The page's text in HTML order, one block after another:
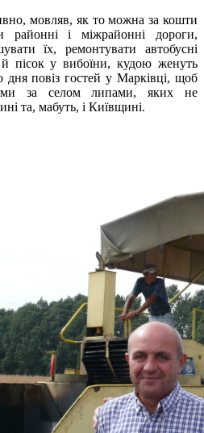
мовляв, як то можна за кошти
районні і міжрайонні дороги,
їх, ремонтувати автобусні
пісок у вибоїни, кудою женуть
повіз гостей у Марківці, щоб
за селом липами, яких не
та, мабуть, і Київщині.